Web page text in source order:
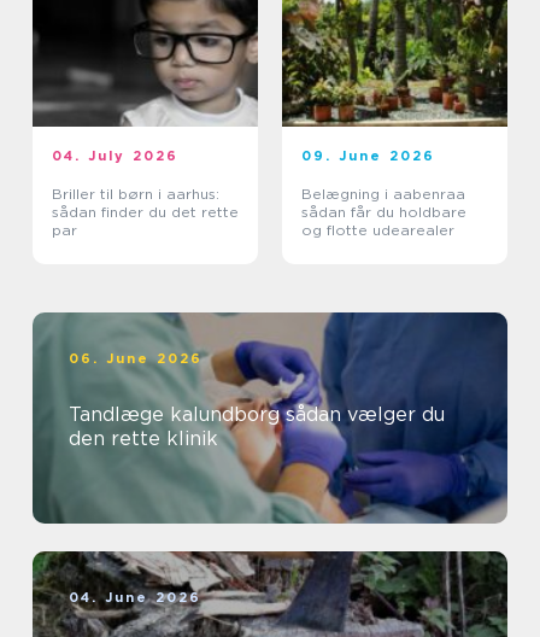
04. July 2026
Briller til børn i aarhus:
sådan finder du det rette
par
09. June 2026
Belægning i aabenraa
sådan får du holdbare
og flotte udearealer
06. June 2026
Tandlæge kalundborg sådan vælger du
den rette klinik
04. June 2026